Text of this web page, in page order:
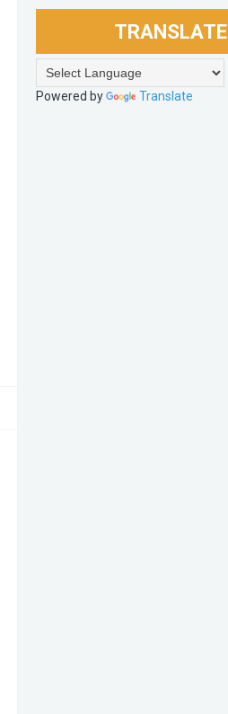
TRANSLATE
Powered by Translate